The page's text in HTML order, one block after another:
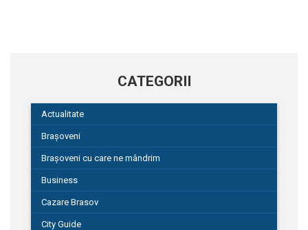
CATEGORII
Actualitate
Brașoveni
Brașoveni cu care ne mândrim
Business
Cazare Brasov
City Guide